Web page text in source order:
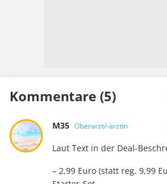
Kommentare (5)
M35 Oberarzt/-ärztin
Laut Text in der Deal-
– 2,99 Euro (statt reg. 9,99